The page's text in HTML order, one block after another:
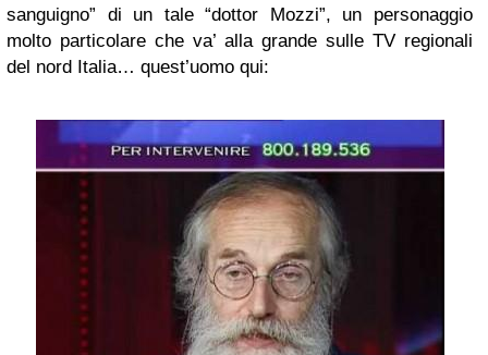
sanguigno” di un tale “dottor Mozzi”, un personaggio
molto particolare che va’ alla grande sulle TV regionali
del nord Italia… quest’uomo qui: